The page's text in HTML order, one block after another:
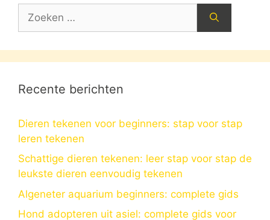
naar:
Recente berichten
Dieren tekenen voor beginners: stap voor stap
leren tekenen
Schattige dieren tekenen: leer stap voor stap de
leukste dieren eenvoudig tekenen
Algeneter aquarium beginners: complete gids
Hond adopteren uit asiel: complete gids voor